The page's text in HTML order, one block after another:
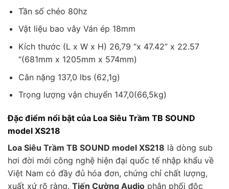
Tần số chéo 80hz
Vật liệu bao vây Ván ép 18mm
Kích thước (L x W x H) 26,79 “x 47.42” x 22.57
“(681mm x 1205mm x 574mm)
Cân nặng 137,0 lbs (62,1g)
Trọng lượng vận chuyển 147,0(66,5kg)
Đặc điểm nổi bật của Loa Siêu Trầm TB SOUND
model XS218
Loa Siêu Trầm TB SOUND model XS218 là dòng sub
hơi đời mới công nghệ hiện đại quốc tế nhập khẩu về
Việt Nam có đầy đủ hóa đơn, chứng chỉ chất lượng,
xuất xứ rõ ràng. Tiến Cường Audio phân phối độc